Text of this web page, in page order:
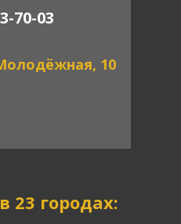
городах:
70-03
10